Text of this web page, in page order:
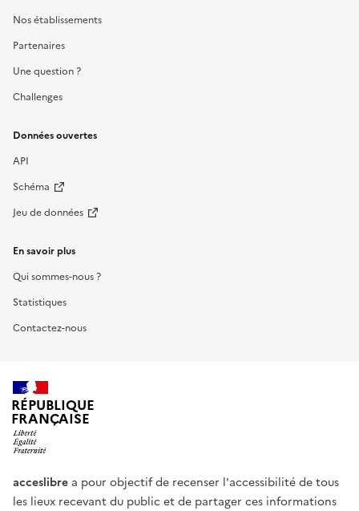
Nos établissements
Partenaires
Une question ?
Challenges
Données ouvertes
API
Schéma
Jeu de données
En savoir plus
Qui sommes-nous ?
Statistiques
Contactez-nous
RÉPUBLIQUE
FRANÇAISE
acceslibre a pour objectif de recenser l'accessibilité de tous
les lieux recevant du public et de partager ces informations